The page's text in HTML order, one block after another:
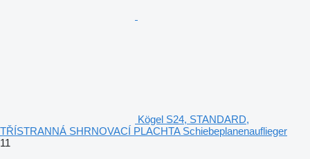
Kögel S24, STANDARD,
TŘÍSTRANNÁ SHRNOVACÍ PLACHTA Schiebeplanenauflieger
11